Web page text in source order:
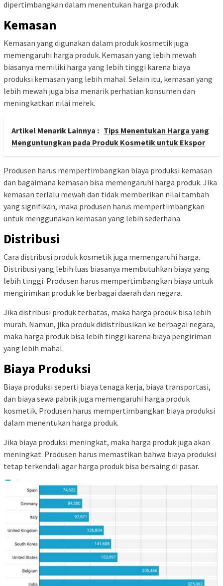
dipertimbangkan dalam menentukan harga produk.
Kemasan
Kemasan yang digunakan dalam produk kosmetik juga
memengaruhi harga produk. Kemasan yang lebih mewah
biasanya memiliki harga yang lebih tinggi karena biaya
produksi kemasan yang lebih mahal. Selain itu, kemasan yang
lebih mewah juga bisa menarik perhatian konsumen dan
meningkatkan nilai merek.
Artikel Menarik Lainnya : Tips Menentukan Harga yang
Menguntungkan pada Produk Kosmetik untuk Ekspor
Produsen harus mempertimbangkan biaya produksi kemasan
dan bagaimana kemasan bisa memengaruhi harga produk. Jika
kemasan terlalu mewah dan tidak memberikan nilai tambah
yang signifikan, maka produsen harus mempertimbangkan
untuk menggunakan kemasan yang lebih sederhana.
Distribusi
Cara distribusi produk kosmetik juga memengaruhi harga.
Distribusi yang lebih luas biasanya membutuhkan biaya yang
lebih tinggi. Produsen harus mempertimbangkan biaya untuk
mengirimkan produk ke berbagai daerah dan negara.
Jika distribusi produk terbatas, maka harga produk bisa lebih
murah. Namun, jika produk didistribusikan ke berbagai negara,
maka harga produk bisa lebih tinggi karena biaya pengiriman
yang lebih mahal.
Biaya Produksi
Biaya produksi seperti biaya tenaga kerja, biaya transportasi,
dan biaya sewa pabrik juga memengaruhi harga produk
kosmetik. Produsen harus mempertimbangkan biaya produksi
dalam menentukan harga produk.
Jika biaya produksi meningkat, maka harga produk juga akan
meningkat. Produsen harus memastikan bahwa biaya produksi
tetap terkendali agar harga produk bisa bersaing di pasar.